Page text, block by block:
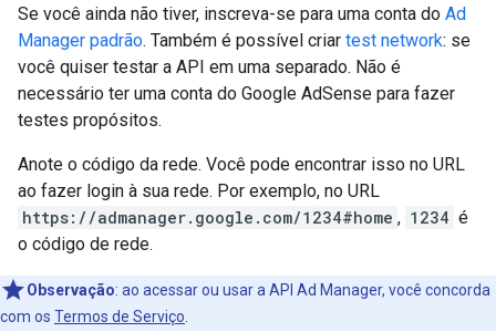
Se você ainda não tiver, inscreva-se para uma conta do Ad
Manager padrão. Também é possível criar test network: se
você quiser testar a API em uma separado. Não é
necessário ter uma conta do Google AdSense para fazer
testes propósitos.
Anote o código da rede. Você pode encontrar isso no URL
ao fazer login à sua rede. Por exemplo, no URL
https://admanager.google.com/1234#home , 1234 é
o código de rede.
Observação: ao acessar ou usar a API Ad Manager, você concorda
com os Termos de Serviço